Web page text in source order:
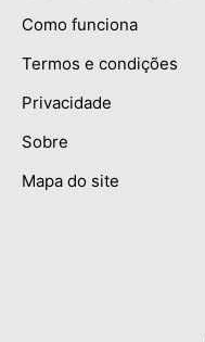
Como funciona
Termos e condições
Privacidade
Sobre
Mapa do site